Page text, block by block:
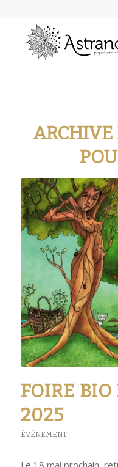
ARCHIVE
FOIRE
2025
ÉVÈNEMENT
Le 18 mai prochain,